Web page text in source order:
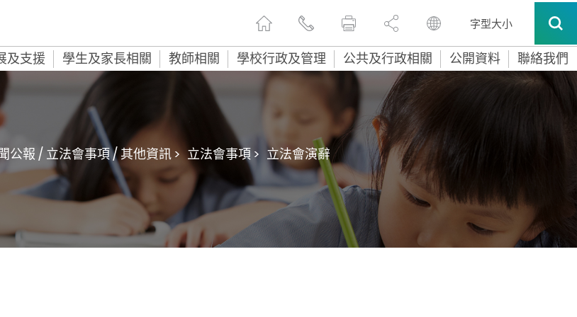
字型大小
及支援 學生及家長相關 教師相關 學校行政及管理 公共及行政相關 公開資料 聯絡我們
公報 / 立法會事項 / 其他資訊 > 立法會事項 > 立法會演辭